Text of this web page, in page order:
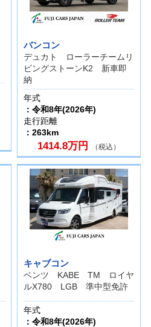
バンコン
デュカト ローラーチームリ
ビングストーンK2 新車即
納
年式
：令和8年(2026年)
走行距離
：263km
1414.8万円 （税込）
キャブコン
ベンツ KABE TM ロイヤ
ルX780 LGB 準中型免許
年式
：令和8年(2026年)